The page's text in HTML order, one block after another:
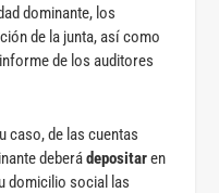
dominante, los
de la junta, así como
de los auditores
caso, de las cuentas
deberádepositaren
domicilio social las